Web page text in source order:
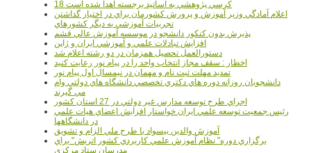
18 کرسي پژوهشي به اساتيد برجسته اهدا شده است
اعلام آمادگي وزير آموزش و پرورش کشورمان براي در اختيار گذاشتن
تجربيات آموزشي به ديگر کشورهاي
پذيرش بدون کنکور دانشجو در موسسه آموزش عالي قشم
افزايش تبادلات علمي و آموزشي ايران و ژاپن
دستورالعمل تحصیل همزمان در دو رشته اعلام شد
اخطار : سقف مجاز انتخاب واحد را در پیام نور رعایت کنید
تمدید مهلت ثبت نام و مهمان در نیمسال اول پیام نور
دانشجويان روزانه دوره هاي دكتري تخصصي دانشگاه هاي دولتي وام
مي گيرند
اجراي طرح توسعه مدارس غير دولتي در 27 استان کشور
رئيس جمعيت توسعه علمي ايران خواستار افزايش اعضاي هيات علمي
در دانشگاهها
آموزش والدين بيسواد با طرح ملي الزام و تشويق
برگزاري دوره" نظام آموزش علمي كاربردي كشور اتريش" براي
مدرسان ستاد مرکزي